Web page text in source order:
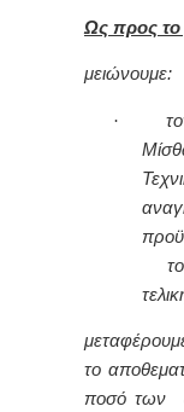
Ως προς
μειώνουμε:
·
το
το
ποσό των